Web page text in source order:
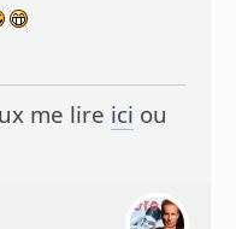
me lire ici ou